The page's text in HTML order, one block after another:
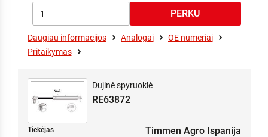
Daugiau informacijos Analogai
OE numeriai
Pritaikymas
Dujinė spyruoklė
RE63872
Tiekėjas Timmen Agro Ispanija